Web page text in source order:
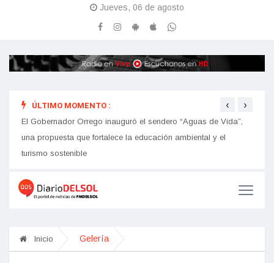
Jueves, 06 de agosto
ÚLTIMO MOMENTO :
El Gobernador Orrego inauguró el sendero “Aguas de Vida”,
una propuesta que fortalece la educación ambiental y el
turismo sostenible
‹ ›
Inicio Gelería